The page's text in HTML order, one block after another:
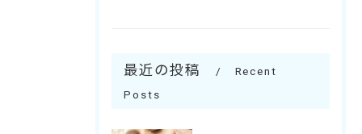
最近の投稿
Recent
Posts